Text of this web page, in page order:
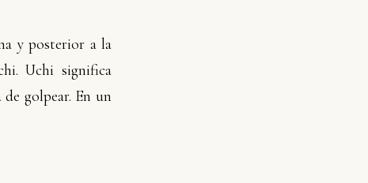
y posterior a la
Uchi significa
golpear. En un